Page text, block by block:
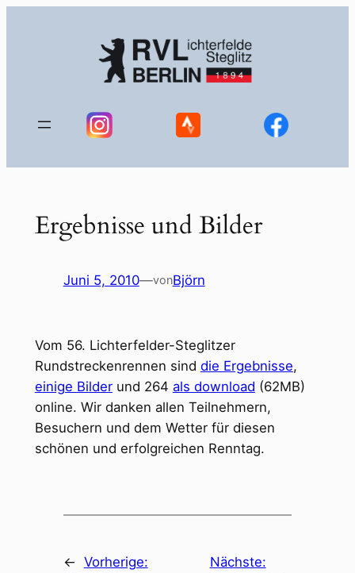
Ergebnisse und Bilder
Juni 5, 2010—vonBjörn
Vom 56. Lichterfelder-Steglitzer
Rundstreckenrennen sind die Ergebnisse,
einige Bilderund 264 als download (62MB)
online. Wir danken allen Teilnehmern,
Besuchern und dem Wetter für diesen
schönen und erfolgreichen Renntag.
← Vorherige:
Nächste: